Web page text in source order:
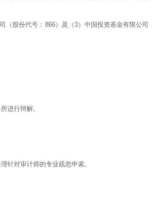
（股份代号：866）及（3）中国投资基金有限公司
进行辩解。
针对审计师的专业疏忽申索。